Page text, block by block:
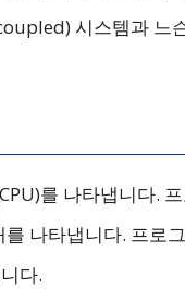
시스템과 느
를 나타냅니다.
나타냅니다. 프로
다.